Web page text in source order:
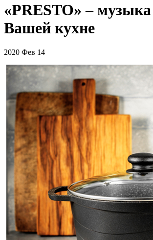
«PRESTO» –
Вашей кухне
2020 Фев 14